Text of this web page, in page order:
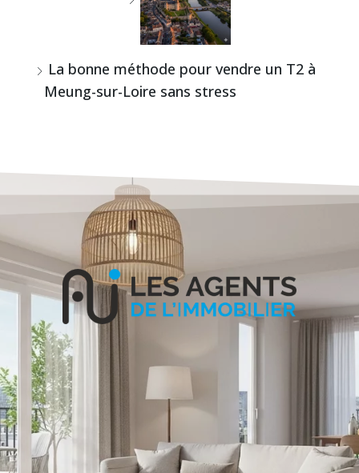
La bonne méthode pour vendre un T2 à
Meung-sur-Loire sans stress